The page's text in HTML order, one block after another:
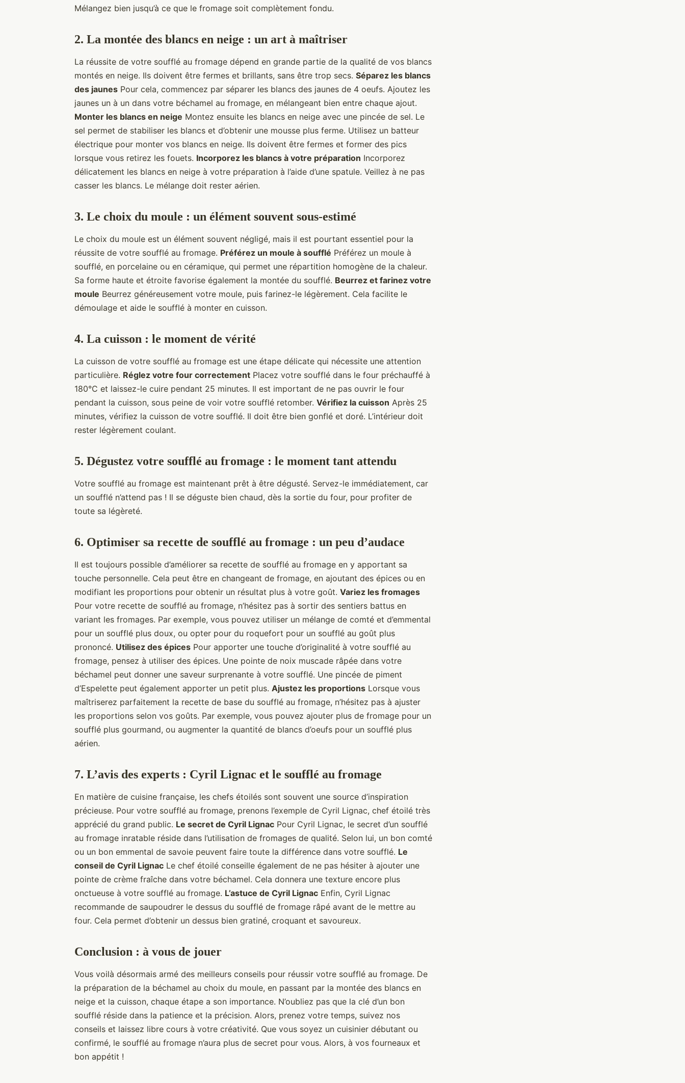
Mélangez bien jusqu’à ce que le fromage soit complètement fondu.
2. La montée des blancs en neige : un art à maîtriser
La réussite de votre soufflé au fromage dépend en grande partie de la qualité de vos blancs
montés en neige. Ils doivent être fermes et brillants, sans être trop secs. Séparez les blancs
des jaunes Pour cela, commencez par séparer les blancs des jaunes de 4 oeufs. Ajoutez les
jaunes un à un dans votre béchamel au fromage, en mélangeant bien entre chaque ajout.
Monter les blancs en neige Montez ensuite les blancs en neige avec une pincée de sel. Le
sel permet de stabiliser les blancs et d’obtenir une mousse plus ferme. Utilisez un batteur
électrique pour monter vos blancs en neige. Ils doivent être fermes et former des pics
lorsque vous retirez les fouets. Incorporez les blancs à votre préparation Incorporez
délicatement les blancs en neige à votre préparation à l’aide d’une spatule. Veillez à ne pas
casser les blancs. Le mélange doit rester aérien.
3. Le choix du moule : un élément souvent sous-estimé
Le choix du moule est un élément souvent négligé, mais il est pourtant essentiel pour la
réussite de votre soufflé au fromage. Préférez un moule à soufflé Préférez un moule à
soufflé, en porcelaine ou en céramique, qui permet une répartition homogène de la chaleur.
Sa forme haute et étroite favorise également la montée du soufflé. Beurrez et farinez votre
moule Beurrez généreusement votre moule, puis farinez-le légèrement. Cela facilite le
démoulage et aide le soufflé à monter en cuisson.
4. La cuisson : le moment de vérité
La cuisson de votre soufflé au fromage est une étape délicate qui nécessite une attention
particulière. Réglez votre four correctement Placez votre soufflé dans le four préchauffé à
180°C et laissez-le cuire pendant 25 minutes. Il est important de ne pas ouvrir le four
pendant la cuisson, sous peine de voir votre soufflé retomber. Vérifiez la cuisson Après 25
minutes, vérifiez la cuisson de votre soufflé. Il doit être bien gonflé et doré. L’intérieur doit
rester légèrement coulant.
5. Dégustez votre soufflé au fromage : le moment tant attendu
Votre soufflé au fromage est maintenant prêt à être dégusté. Servez-le immédiatement, car
un soufflé n’attend pas ! Il se déguste bien chaud, dès la sortie du four, pour profiter de
toute sa légèreté.
6. Optimiser sa recette de soufflé au fromage : un peu d’audace
Il est toujours possible d’améliorer sa recette de soufflé au fromage en y apportant sa
touche personnelle. Cela peut être en changeant de fromage, en ajoutant des épices ou en
modifiant les proportions pour obtenir un résultat plus à votre goût. Variez les fromages
Pour votre recette de soufflé au fromage, n’hésitez pas à sortir des sentiers battus en
variant les fromages. Par exemple, vous pouvez utiliser un mélange de comté et d’emmental
pour un soufflé plus doux, ou opter pour du roquefort pour un soufflé au goût plus
prononcé. Utilisez des épices Pour apporter une touche d’originalité à votre soufflé au
fromage, pensez à utiliser des épices. Une pointe de noix muscade râpée dans votre
béchamel peut donner une saveur surprenante à votre soufflé. Une pincée de piment
d’Espelette peut également apporter un petit plus. Ajustez les proportions Lorsque vous
maîtriserez parfaitement la recette de base du soufflé au fromage, n’hésitez pas à ajuster
les proportions selon vos goûts. Par exemple, vous pouvez ajouter plus de fromage pour un
soufflé plus gourmand, ou augmenter la quantité de blancs d’oeufs pour un soufflé plus
aérien.
7. L’avis des experts : Cyril Lignac et le soufflé au fromage
En matière de cuisine française, les chefs étoilés sont souvent une source d’inspiration
précieuse. Pour votre soufflé au fromage, prenons l’exemple de Cyril Lignac, chef étoilé très
apprécié du grand public. Le secret de Cyril Lignac Pour Cyril Lignac, le secret d’un soufflé
au fromage inratable réside dans l’utilisation de fromages de qualité. Selon lui, un bon comté
ou un bon emmental de savoie peuvent faire toute la différence dans votre soufflé. Le
conseil de Cyril Lignac Le chef étoilé conseille également de ne pas hésiter à ajouter une
pointe de crème fraîche dans votre béchamel. Cela donnera une texture encore plus
onctueuse à votre soufflé au fromage. L’astuce de Cyril Lignac Enfin, Cyril Lignac
recommande de saupoudrer le dessus du soufflé de fromage râpé avant de le mettre au
four. Cela permet d’obtenir un dessus bien gratiné, croquant et savoureux.
Conclusion : à vous de jouer
Vous voilà désormais armé des meilleurs conseils pour réussir votre soufflé au fromage. De
la préparation de la béchamel au choix du moule, en passant par la montée des blancs en
neige et la cuisson, chaque étape a son importance. N’oubliez pas que la clé d’un bon
soufflé réside dans la patience et la précision. Alors, prenez votre temps, suivez nos
conseils et laissez libre cours à votre créativité. Que vous soyez un cuisinier débutant ou
confirmé, le soufflé au fromage n’aura plus de secret pour vous. Alors, à vos fourneaux et
bon appétit !